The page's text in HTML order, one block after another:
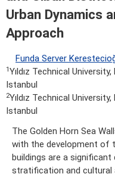
Urban Dynamics
Approach
Funda Server
1Yıldız Technical
Istanbul
2Yıldız Technical
Istanbul
The Golden Horn Sea
with the development of
buildings are a
stratiﬁcation and cultural